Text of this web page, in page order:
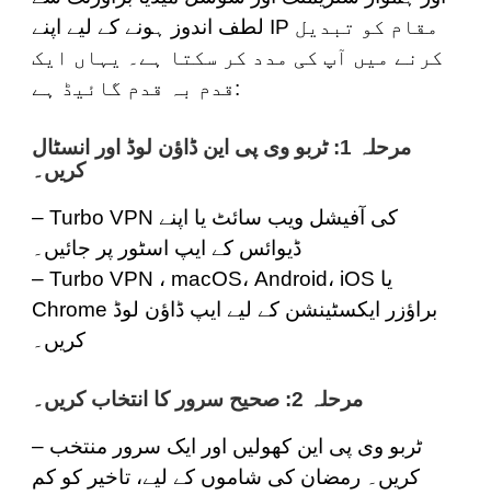
لطف اندوز ہونے کے لیے اپنے IP مقام کو تبدیل
کرنے میں آپ کی مدد کر سکتا ہے۔ یہاں ایک
قدم بہ قدم گائیڈ ہے:
مرحلہ 1: ٹربو وی پی این ڈاؤن لوڈ اور انسٹال
کریں۔
– Turbo VPN
ڈیوائس کے ایپ اسٹور پر جائیں۔
– Turbo VPN ، macOS، Android ، iOS یا
Chrome
کریں۔
مرحلہ 2: صحیح سرور کا انتخاب کریں۔
– ٹربو وی پی این کھولیں اور ایک سرور منتخب
کریں۔ رمضان کی شاموں کے لیے، تاخیر کو کم